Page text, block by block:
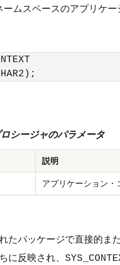
ムスペースのアプリケ
シージャのパラメータ
説明
アプリケーション・
たパッケージで直接的ま
に反映され、